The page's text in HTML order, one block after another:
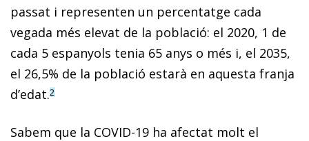
passat i representen un percentatge cada
vegada més elevat de la població: el 2020, 1 de
cada 5 espanyols tenia 65 anys o més i, el 2035,
el 26,5% de la població estarà en aquesta franja
d’edat.2
Sabem que la COVID-19 ha afectat molt el